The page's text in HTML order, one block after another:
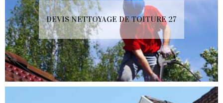
DEVIS NETTOYAGE DE TOITURE 27